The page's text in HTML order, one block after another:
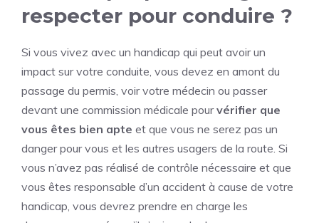
respecter pour conduire ?
Si vous vivez avec un handicap qui peut avoir un
impact sur votre conduite, vous devez en amont du
passage du permis, voir votre médecin ou passer
devant une commission médicale pourvérifier que
vous êtes bien apte et que vous ne serez pas un
danger pour vous et les autres usagers de la route. Si
vous n’avez pas réalisé de contrôle nécessaire et que
vous êtes responsable d’un accident à cause de votre
handicap, vous devrez prendre en charge les